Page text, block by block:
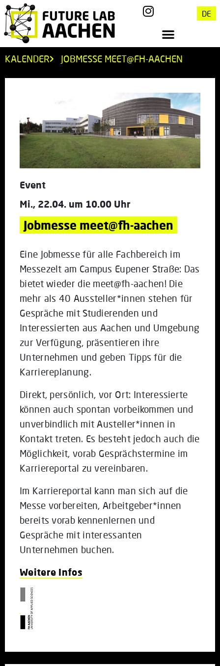
DE
KALENDER JOBMESSE MEET@FH-AACHEN
Event
Mi., 22.04. um 10.00 Uhr
Jobmesse meet@fh-aachen
Eine Jobmesse für alle Fachbereich im
Messezelt am Campus Eupener Straße: Das
bietet wieder die meet@fh-aachen! Die
mehr als 40 Aussteller*innen stehen für
Gespräche mit Studierenden und
Interessierten aus Aachen und Umgebung
zur Verfügung, präsentieren ihre
Unternehmen und geben Tipps für die
Karriereplanung.
Direkt, persönlich, vor Ort: Interessierte
können auch spontan vorbeikommen und
unverbindlich mit Austeller*innen in
Kontakt treten. Es besteht jedoch auch die
Möglichkeit, vorab Gesprächstermine im
Karriereportal zu vereinbaren.
Im Karriereportal kann man sich auf die
Messe vorbereiten, Arbeitgeber*innen
bereits vorab kennenlernen und
Gespräche mit interessanten
Unternehmen buchen.
Weitere Infos